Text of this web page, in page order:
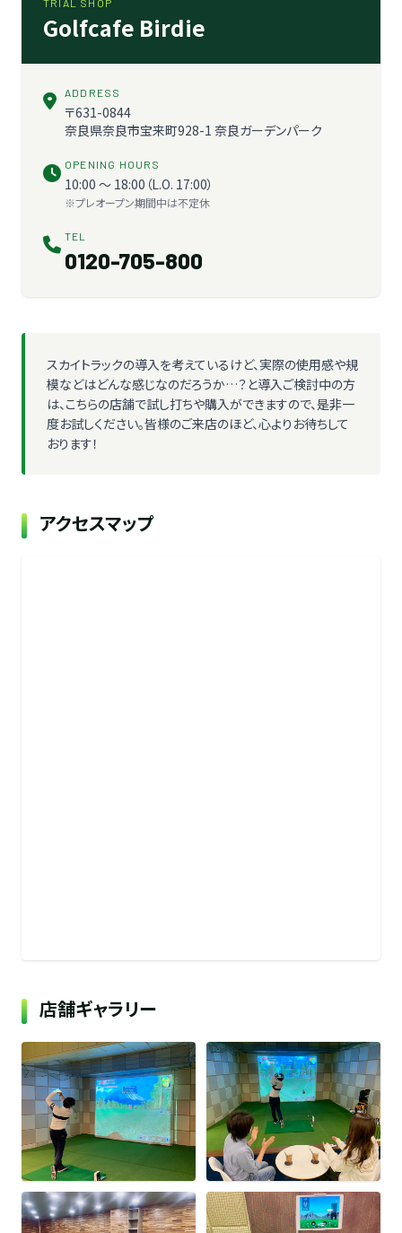
TRIAL SHOP
Golfcafe Birdie
ADDRESS
〒631-0844
奈良県奈良市宝来町928-1 奈良ガーデンパーク
OPENING HOURS
10:00 〜 18:00（L.O. 17:00）
※プレオープン期間中は不定休
TEL
0120-705-800
スカイトラックの導入を考えているけど、実際の使用感や規
模などはどんな感じなのだろうか…？と導入ご検討中の方
は、こちらの店舗で試し打ちや購入ができますので、是非一
度お試しください。皆様のご来店のほど、心よりお待ちして
おります！
アクセスマップ
店舗ギャラリー